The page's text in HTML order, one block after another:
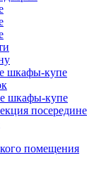
шкафы-купе
шкафы-купе
посередине
помещения